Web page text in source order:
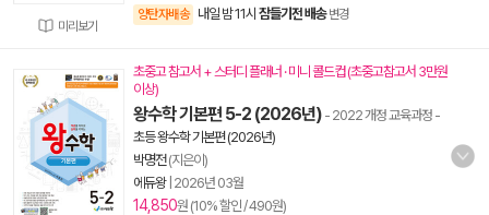
미리보기
양탄자배송 내일 밤 11시 잠들기전 배송 변경
초중고 참고서 + 스터디 플래너 · 미니 콜드컵 (초중고참고서 3만원
이상)
왕수학 기본편 5-2 (2026년) - 2022 개정 교육과정 -
초등 왕수학 기본편 (2026년)
박명전(지은이)
에듀왕| 2026년 03월
14,850원 (10% 할인 / 490원)